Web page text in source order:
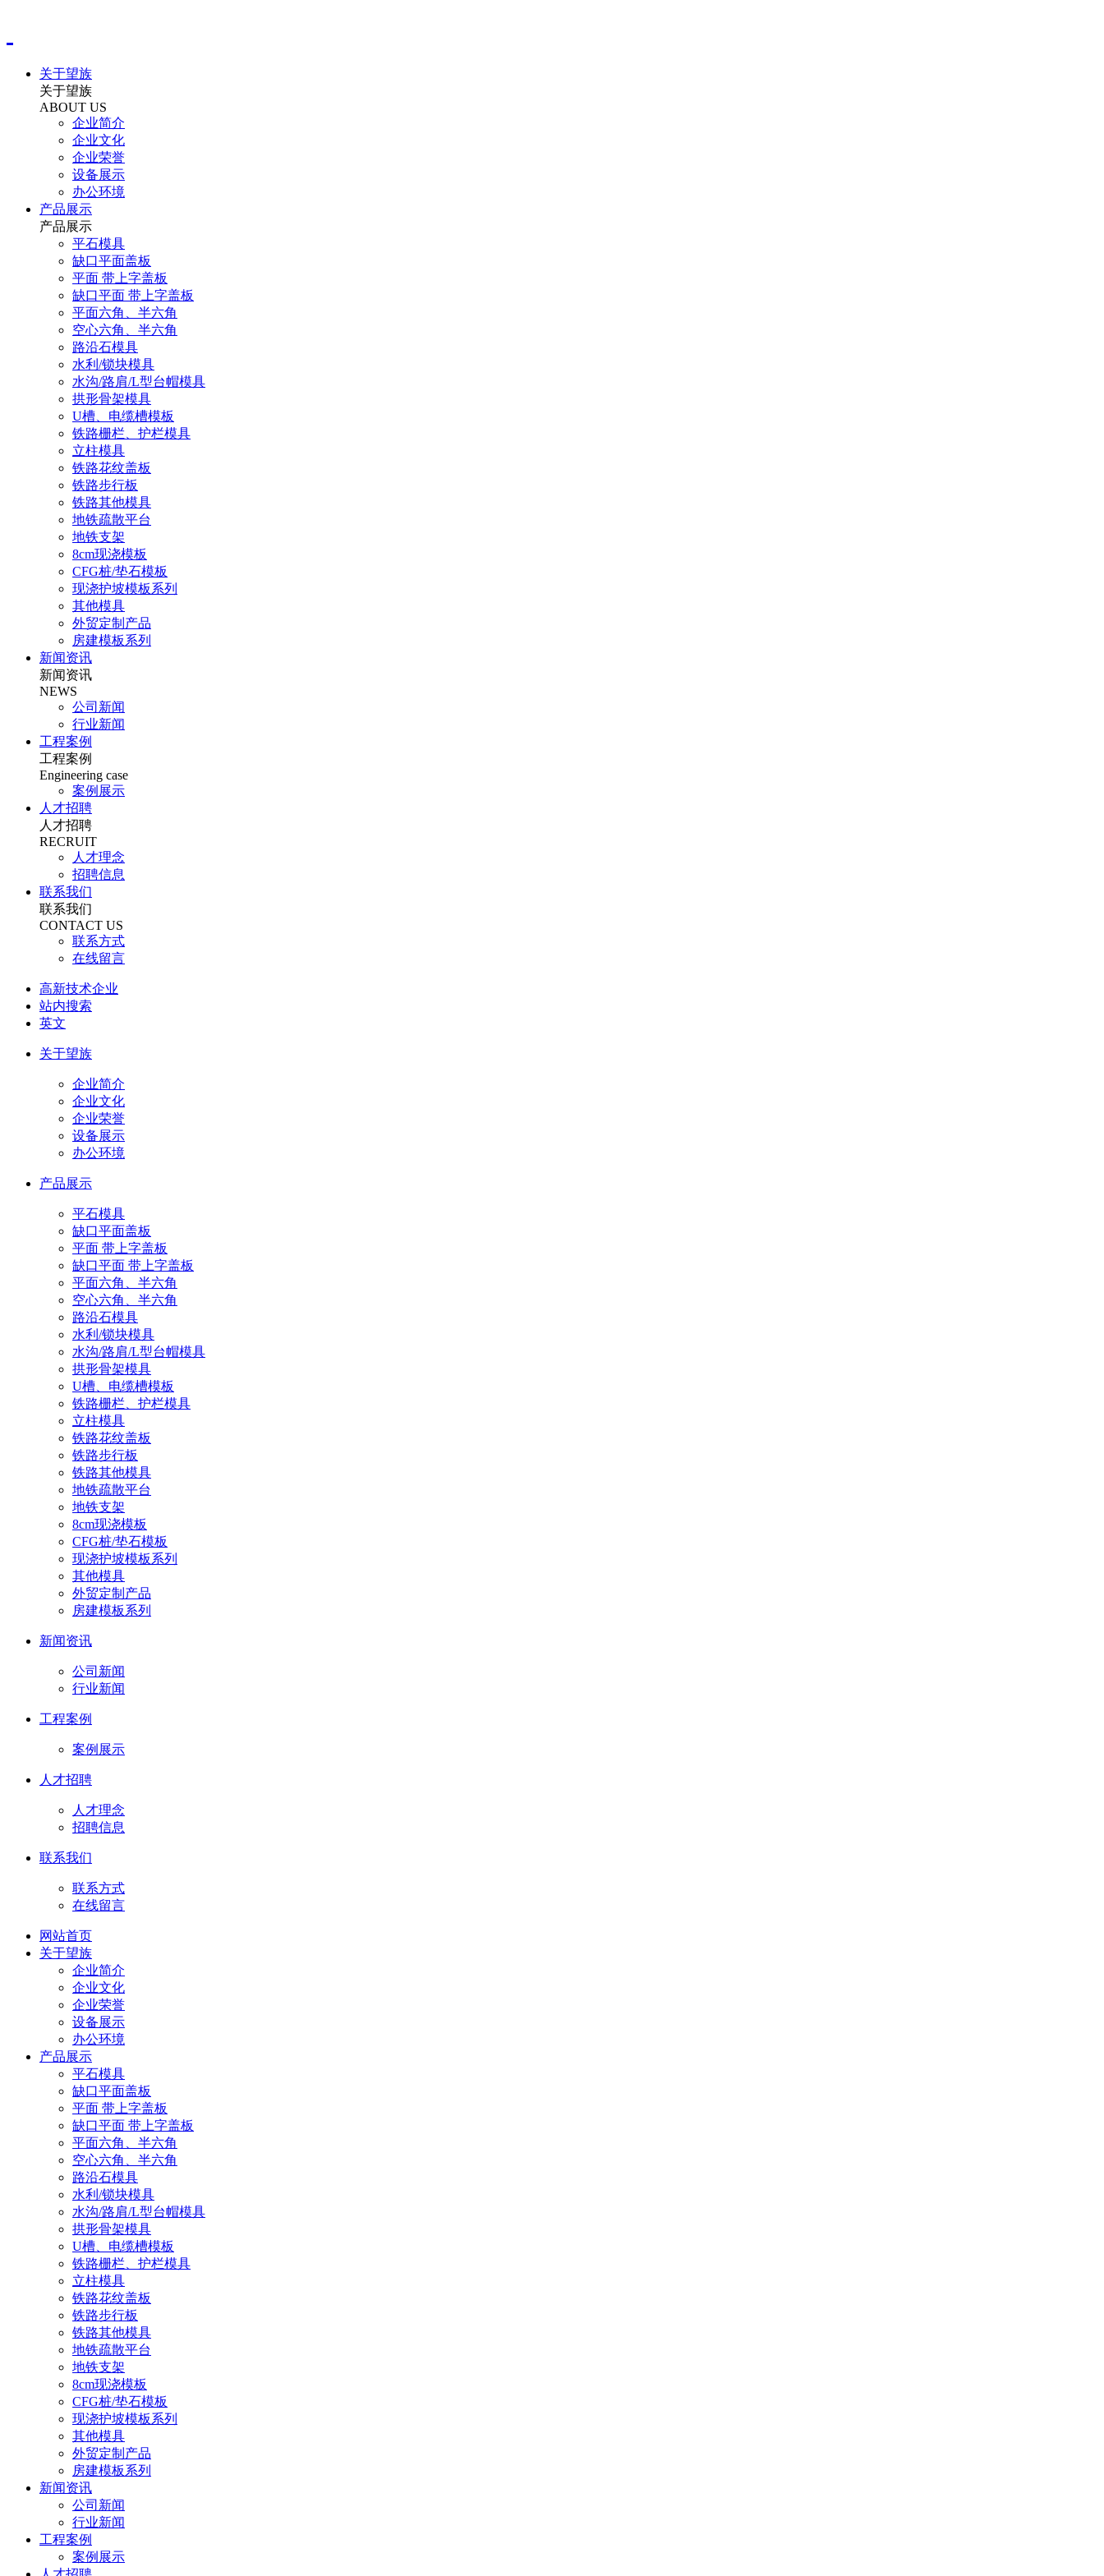
关于望族
关于望族
ABOUT US
企业简介
企业文化
企业荣誉
设备展示
办公环境
产品展示
产品展示
平石模具
缺口平面盖板
平面 带上字盖板
缺口平面 带上字盖板
平面六角、半六角
空心六角、半六角
路沿石模具
水利/锁块模具
水沟/路肩/L型台帽模具
拱形骨架模具
U槽、电缆槽模板
铁路栅栏、护栏模具
立柱模具
铁路花纹盖板
铁路步行板
铁路其他模具
地铁疏散平台
地铁支架
8cm现浇模板
CFG桩/垫石模板
现浇护坡模板系列
其他模具
外贸定制产品
房建模板系列
新闻资讯
新闻资讯
NEWS
公司新闻
行业新闻
工程案例
工程案例
Engineering case
案例展示
人才招聘
人才招聘
RECRUIT
人才理念
招聘信息
联系我们
联系我们
CONTACT US
联系方式
在线留言
高新技术企业
站内搜索
英文
关于望族
企业简介
企业文化
企业荣誉
设备展示
办公环境
产品展示
平石模具
缺口平面盖板
平面 带上字盖板
缺口平面 带上字盖板
平面六角、半六角
空心六角、半六角
路沿石模具
水利/锁块模具
水沟/路肩/L型台帽模具
拱形骨架模具
U槽、电缆槽模板
铁路栅栏、护栏模具
立柱模具
铁路花纹盖板
铁路步行板
铁路其他模具
地铁疏散平台
地铁支架
8cm现浇模板
CFG桩/垫石模板
现浇护坡模板系列
其他模具
外贸定制产品
房建模板系列
新闻资讯
公司新闻
行业新闻
工程案例
案例展示
人才招聘
人才理念
招聘信息
联系我们
联系方式
在线留言
网站首页
关于望族
企业简介
企业文化
企业荣誉
设备展示
办公环境
产品展示
平石模具
缺口平面盖板
平面 带上字盖板
缺口平面 带上字盖板
平面六角、半六角
空心六角、半六角
路沿石模具
水利/锁块模具
水沟/路肩/L型台帽模具
拱形骨架模具
U槽、电缆槽模板
铁路栅栏、护栏模具
立柱模具
铁路花纹盖板
铁路步行板
铁路其他模具
地铁疏散平台
地铁支架
8cm现浇模板
CFG桩/垫石模板
现浇护坡模板系列
其他模具
外贸定制产品
房建模板系列
新闻资讯
公司新闻
行业新闻
工程案例
案例展示